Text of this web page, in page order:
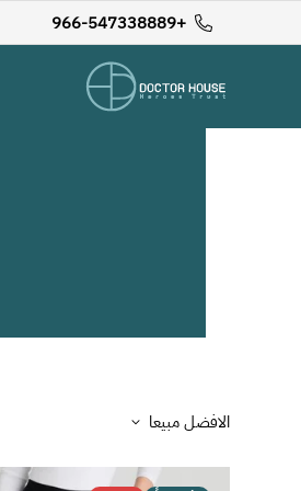
+966-547338889
الافضل مبيعا